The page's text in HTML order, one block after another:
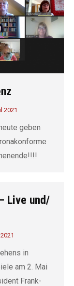
2021
geben
Live und/
in
am 2. Mai
Frank-